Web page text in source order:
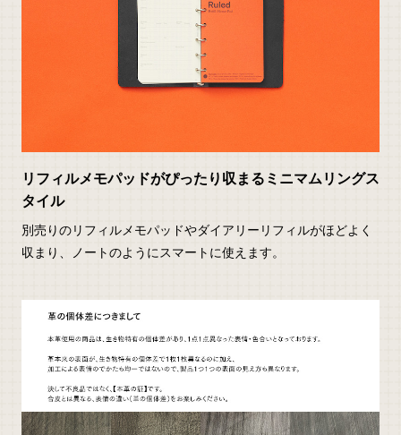
リフィルメモパッドがぴったり収まるミニマムリングス
タイル
別売りのリフィルメモパッドやダイアリーリフィルがほどよく
収まり、ノートのようにスマートに使えます。